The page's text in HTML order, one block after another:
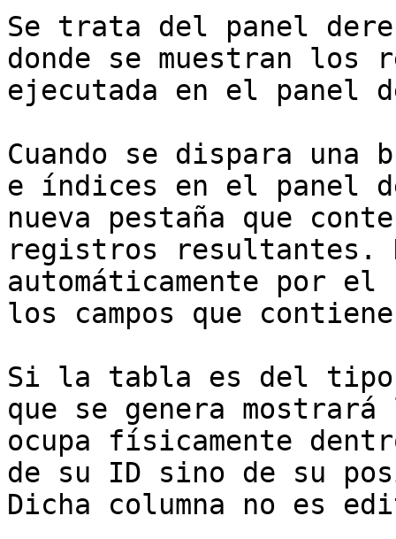
Se trata del panel
donde se muestran los
ejecutada en el panel
Cuando se dispara una
e índices en el panel
nueva pestaña que
registros resultantes.
automáticamente por el
los campos que
Si la tabla es del tipo
que se genera
ocupa físicamente
de su ID sino de su
Dicha columna no es